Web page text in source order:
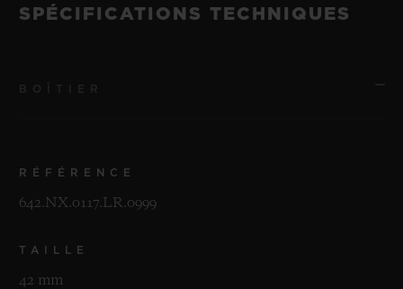
SPÉCIFICATIONS TECHNIQUES
RÉFÉRENCE
642.NX.0117.LR.0999
TAILLE
42 mm